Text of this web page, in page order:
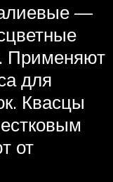
—
Применяют
для
Квасцы
от